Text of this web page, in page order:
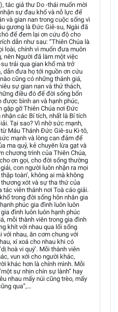
tác giả thư Do -thái muốn mời
sự đau khổ và nỗ lực để
và gian nan trong cuộc sống vì
gương là Đức Giê-su, Ngài đã
để đem lại ơn cứu độ cho
dẫn như sau: “Thiên Chúa là
loài, chính vì muốn đưa muôn
nên Người đã làm một việc
trải qua gian khổ mà trở
dẫn đưa họ tới nguồn ơn cứu
cũng có những thánh giá,
sự gian nan và thử thách,
điều đó để đời sống bổn
được bình an và hạnh phúc,
gặp gỡ Thiên Chúa nơi Đức
các Bí tích, nhất là Bí tích
Tại sao? Vì nhờ sức mạnh,
Máu Thánh Đức Giê-su Ki-tô,
mạnh và lòng can đảm để
ma quỷ, kẻ chuyên lừa gạt và
chương trình của Thiên Chúa,
ơn gọi, cho đời sống thường
con người luôn nhận ra mọi
toàn’, không ai mà không
xót và sự tha thứ của
tác viên thánh nơi Toà cáo giải.
trong đời sống hôn nhân gia
phúc gia đình luôn luôn
đình luôn luôn hạnh phúc
mỗi thành viên trong gia đình
khít với nhau qua lối sống
với nhau, ăn cơm chung với
xí xoá cho nhau khi có
hoà vi quý’. Mỗi thành viên
vun xới cho người khác,
khác hơn là chính mình. Mỗi
sự nhịn chín sự lành” hay
nhau mấy núi cũng trèo, mấy
qua”,…